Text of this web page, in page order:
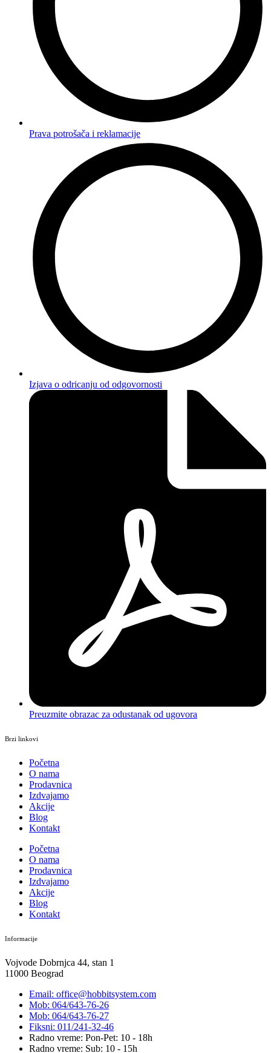
Prava potrošača i reklamacije
Izjava o odricanju od odgovornosti
Preuzmite obrazac za odustanak od ugovora
Brzi linkovi
Početna
O nama
Prodavnica
Izdvajamo
Akcije
Blog
Kontakt
Početna
O nama
Prodavnica
Izdvajamo
Akcije
Blog
Kontakt
Informacije
Vojvode Dobrnjca 44, stan 1
11000 Beograd
Email: office@hobbitsystem.com
Mob: 064/643-76-26
Mob: 064/643-76-27
Fiksni: 011/241-32-46
Radno vreme: Pon-Pet: 10 - 18h
Radno vreme: Sub: 10 - 15h